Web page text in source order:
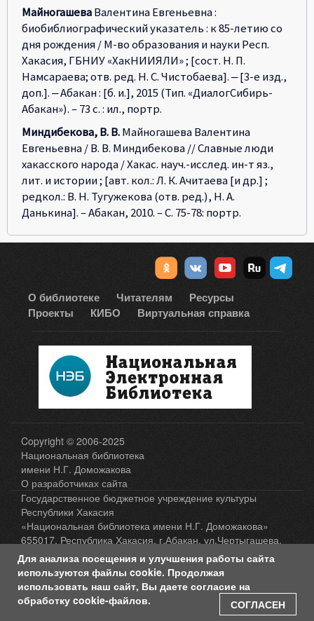
МайногашеваВалентина Евгеньевна :
биобиблиографический указатель : к 85-летию со
дня рождения / М-во образования и науки Респ.
Хакасия, ГБНИУ «ХакНИИЯЛИ» ; [сост. Н. П.
Намсараева; отв. ред. Н. С. Чистобаева]. ‒ [3-е изд.,
доп.]. ‒ Абакан : [б. и.], 2015 (Тип. «ДиалогСибирь-
Абакан»). – 73 с. : ил., портр.
Миндибекова, В. В.Майногашева Валентина
Евгеньевна / В. В. Миндибекова // Славные люди
хакасского народа / Хакас. науч.-исслед. ин-т яз.,
лит. и истории ; [авт. кол.: Л. К. Ачитаева [и др.] ;
редкол.: В. Н. Тугужекова (отв. ред.), Н. А.
Данькина]. – Абакан, 2010. – С. 75-78: портр.
О библиотеке Читателям
Ресурсы
Проекты
КИБО Виртуальная справка
Copyright © 2006-2025
Национальная библиотека
имени Н.Г. Доможакова
О разработчиках сайта
Государственное бюджетное учреждение культуры
Республики Хакасия
«Национальная библиотека имени Н.Г. Доможакова»
655017, Республика Хакасия, г.Абакан, ул.Чертыгашева,
65, а/я 13 , тел.: 8(3902) 202-398
Карта сайта
Политика защиты и обработки персональных
Для анализа посещения и улучшения работы сайта
используются файлы cookie. Продолжая
использовать наш сайт, Вы даете согласие на
обработку cookie-файлов.
СОГЛАСЕН